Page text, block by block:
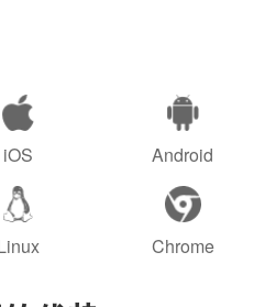
iOS Android
Chrome